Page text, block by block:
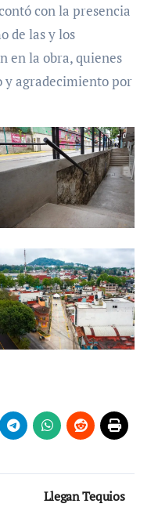
con la presencia
de las y los
en la obra, quienes
agradecimiento por
Llegan Tequios